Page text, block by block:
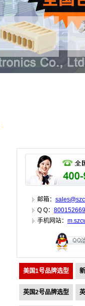
邮箱：
Q Q： 800152669
手机网站：
美国1号品牌选型
英国2号品牌选型